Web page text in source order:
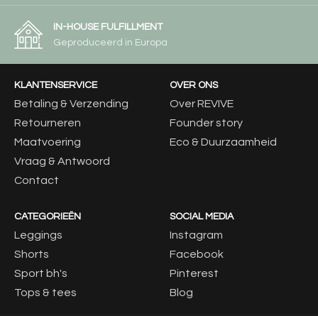
IN-HOUSE FULFILLMENT
Geproduceerd in Europa
KLANTENSERVICE
Betaling & Verzending
Retourneren
Maatvoering
Vraag & Antwoord
Contact
OVER ONS
Over REVIVE
Founder story
Eco & Duurzaamheid
CATEGORIEËN
Leggings
Shorts
Sport bh's
Tops & tees
SOCIAL MEDIA
Instagram
Facebook
Pinterest
Blog